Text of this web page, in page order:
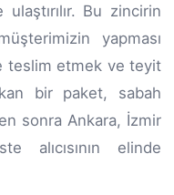
ulaştırılır. Bu zincirin
yapması
teslim etmek ve teyit
bir paket, sabah
sonra Ankara, İzmir
alıcısının elinde